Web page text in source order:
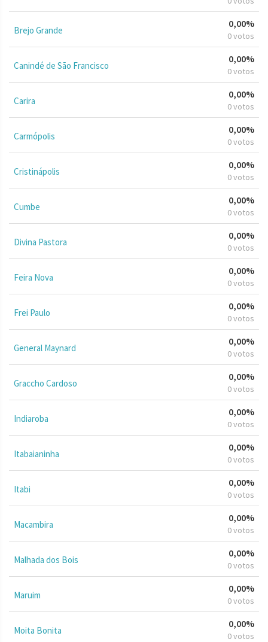
Brejo Grande
0,00%
0 votos
Canindé de São Francisco
0,00%
0 votos
Carira
0,00%
0 votos
Carmópolis
0,00%
0 votos
Cristinápolis
0,00%
0 votos
Cumbe
0,00%
0 votos
Divina Pastora
0,00%
0 votos
Feira Nova
0,00%
0 votos
Frei Paulo
0,00%
0 votos
General Maynard
0,00%
0 votos
Graccho Cardoso
0,00%
0 votos
Indiaroba
0,00%
0 votos
Itabaianinha
0,00%
0 votos
Itabi
0,00%
0 votos
Macambira
0,00%
0 votos
Malhada dos Bois
0,00%
0 votos
Maruim
0,00%
0 votos
Moita Bonita
0,00%
0 votos